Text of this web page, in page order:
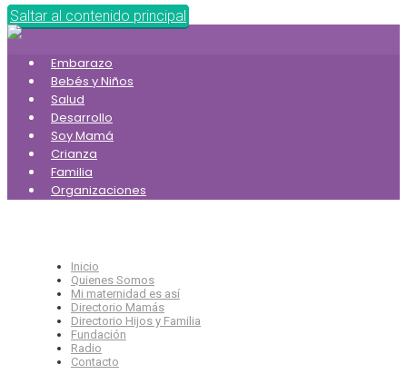
Saltar al contenido principal
Embarazo
Bebés y Niños
Salud
Desarrollo
Soy Mamá
Crianza
Familia
Organizaciones
Inicio
Quienes Somos
Mi maternidad es así
Directorio Mamás
Directorio Hijos y Familia
Fundación
Radio
Contacto